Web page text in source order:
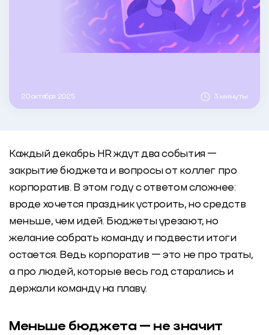
20 октября 2025 3 минуты
Каждый декабрь HR ждут два события —
закрытие бюджета и вопросы от коллег про
корпоратив. В этом году с ответом сложнее:
вроде хочется праздник устроить, но средств
меньше, чем идей. Бюджеты урезают, но
желание собрать команду и подвести итоги
остается. Ведь корпоратив — это не про траты,
а про людей, которые весь год старались и
держали команду на плаву.
Меньше бюджета — не значит